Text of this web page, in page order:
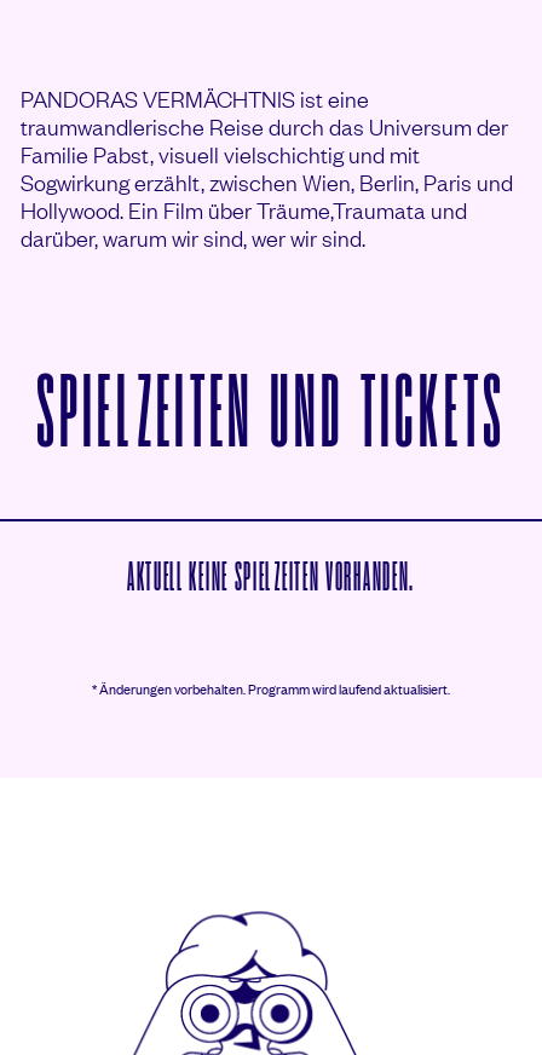
PANDORAS VERMÄCHTNIS ist eine
traumwandlerische Reise durch das Universum der
Familie Pabst, visuell vielschichtig und mit
Sogwirkung erzählt, zwischen Wien, Berlin, Paris und
Hollywood. Ein Film über Träume,Traumata und
darüber, warum wir sind, wer wir sind.
SPIELZEITEN UND TICKETS
AKTUELL KEINE SPIELZEITEN VORHANDEN.
* Änderungen vorbehalten.Programm wird laufend aktualisiert.